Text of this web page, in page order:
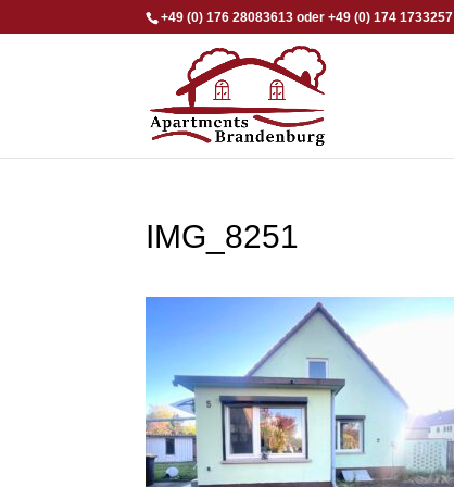
+49 (0) 176 28083613 oder +49 (0) 174 1733257
IMG_8251